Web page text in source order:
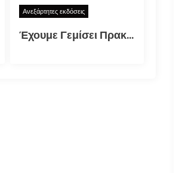
Ανεξάρτητες εκδόσεις
Έχουμε Γεμίσει Πρακτικούς Ανθρώπους